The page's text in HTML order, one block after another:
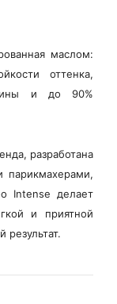
маслом:
оттенка,
и до 90%
разработана
парикмахерами,
Intense делает
и приятной